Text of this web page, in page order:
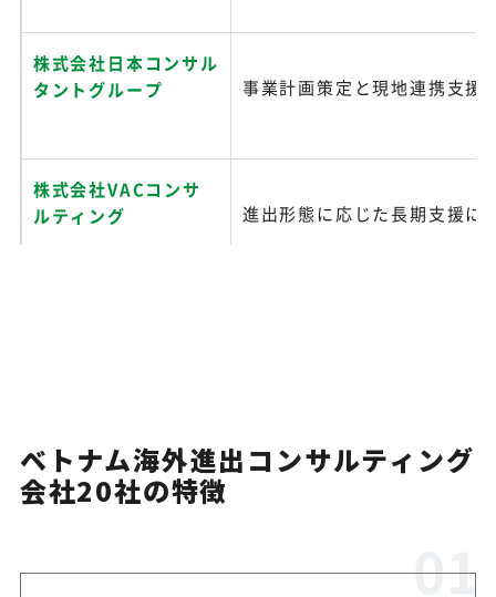
株式会社日本コンサル
タントグループ
事業計画策定と現地連携支援
株式会社VACコンサ
ルティング
進出形態に応じた長期支援に
サルティング・ジャパ
食品関連企業向けのベトナム
ベトナム海外進出コンサルティング
会社20社の特徴